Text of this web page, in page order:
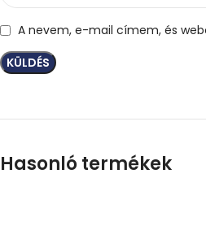
A nevem, e-mail címem, és
Hasonló termékek